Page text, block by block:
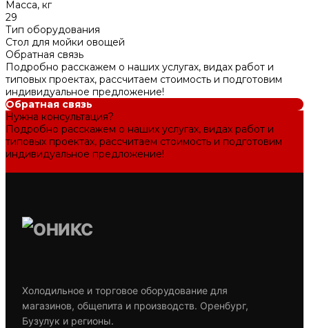
Масса, кг
29
Тип оборудования
Стол для мойки овощей
Обратная связь
Подробно расскажем о наших услугах, видах работ и
типовых проектах, рассчитаем стоимость и подготовим
индивидуальное предложение!
Обратная связь
Нужна консультация?
Подробно расскажем о наших услугах, видах работ и
типовых проектах, рассчитаем стоимость и подготовим
индивидуальное предложение!
Холодильное и торговое оборудование для
магазинов, общепита и производств. Оренбург,
Бузулук и регионы.